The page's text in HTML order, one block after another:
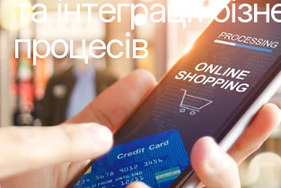
та інтеграції
процесів